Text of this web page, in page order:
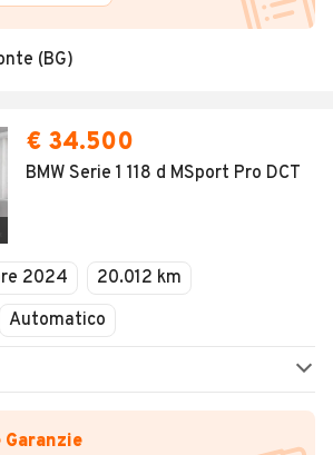
(BG)
€ 34.500
BMW Serie 1 118 d MSport Pro DCT
2024
20.012 km
Automatico